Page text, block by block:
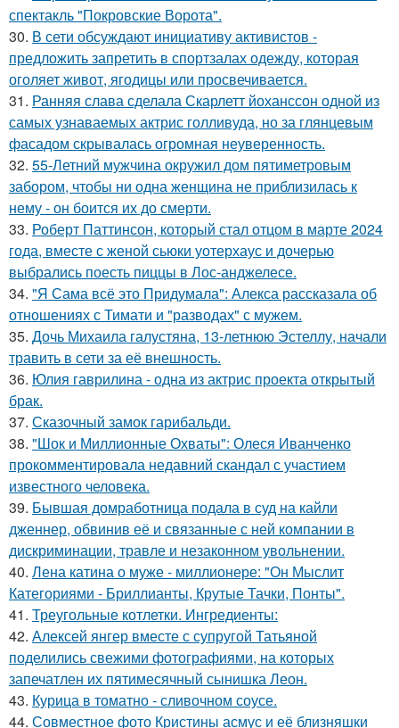
спектакль "Покровские Ворота".
30. В сети обсуждают инициативу активистов -
предложить запретить в спортзалах одежду, которая
оголяет живот, ягодицы или просвечивается.
31. Ранняя слава сделала Скарлетт йоханссон одной из
самых узнаваемых актрис голливуда, но за глянцевым
фасадом скрывалась огромная неуверенность.
32. 55-Летний мужчина окружил дом пятиметровым
забором, чтобы ни одна женщина не приблизилась к
нему - он боится их до смерти.
33. Роберт Паттинсон, который стал отцом в марте 2024
года, вместе с женой сьюки уотерхаус и дочерью
выбрались поесть пиццы в Лос-анджелесе.
34. "Я Сама всё это Придумала": Алекса рассказала об
отношениях с Тимати и "разводах" с мужем.
35. Дочь Михаила галустяна, 13-летнюю Эстеллу, начали
травить в сети за её внешность.
36. Юлия гаврилина - одна из актрис проекта открытый
брак.
37. Сказочный замок гарибальди.
38. "Шок и Миллионные Охваты": Олеся Иванченко
прокомментировала недавний скандал с участием
известного человека.
39. Бывшая домработница подала в суд на кайли
дженнер, обвинив её и связанные с ней компании в
дискриминации, травле и незаконном увольнении.
40. Лена катина о муже - миллионере: "Он Мыслит
Категориями - Бриллианты, Крутые Тачки, Понты".
41. Треугольные котлетки. Ингредиенты:
42. Алексей янгер вместе с супругой Татьяной
поделились свежими фотографиями, на которых
запечатлен их пятимесячный сынишка Леон.
43. Курица в томатно - сливочном соусе.
44. Совместное фото Кристины асмус и её близняшки